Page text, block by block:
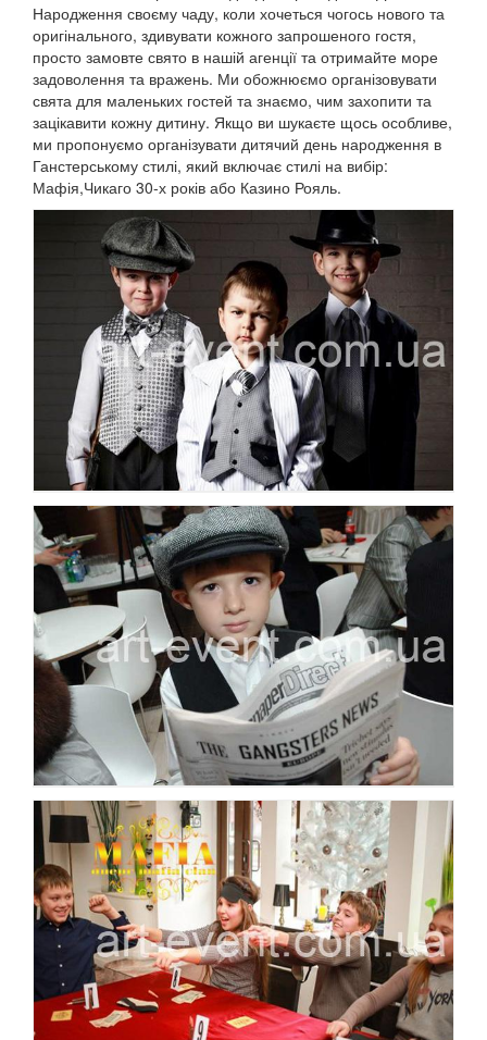
Народження своєму чаду, коли хочеться чогось нового та
оригінального, здивувати кожного запрошеного гостя,
просто замовте свято в нашій агенції та отримайте море
задоволення та вражень. Ми обожнюємо організовувати
свята для маленьких гостей та знаємо, чим захопити та
зацікавити кожну дитину. Якщо ви шукаєте щось особливе,
ми пропонуємо організувати дитячий день народження в
Ганстерському стилі, який включає стилі на вибір:
Мафія,Чикаго 30-х років або Казино Рояль.